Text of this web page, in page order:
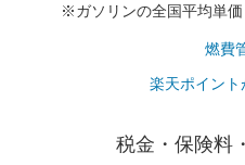
※ガソリンの全国平均単価
燃費
楽天ポイン
税金・保険料